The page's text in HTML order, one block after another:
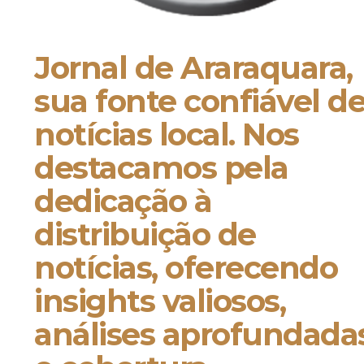
Jornal de Araraquara,
sua fonte confiável
notícias local. Nos
destacamos pela
dedicação à
distribuição de
notícias, oferecendo
insights valiosos,
análises